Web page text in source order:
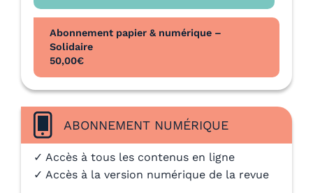
Abonnement papier & numérique –
Solidaire
50,00€
ABONNEMENT NUMÉRIQUE
✓ Accès à tous les contenus en ligne
✓ Accès à la version numérique de la revue